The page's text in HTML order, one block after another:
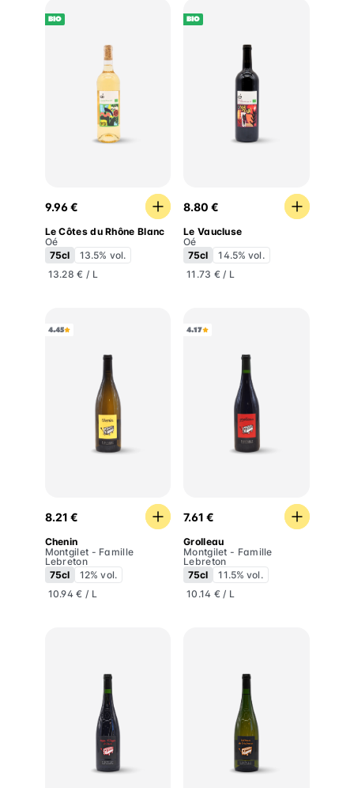
BIO
Le Côtes du Rhône Blanc
9.96 €
Le Côtes du Rhône Blanc
Oé
75cl
13.5% vol.
13.28 € / L
BIO
8.80 €
Le Vaucluse
Oé
75cl
14.5% vol.
11.73 € / L
4.45
8.21 €
Chenin
Montgilet - Famille
Lebreton
75cl
12% vol.
10.94 € / L
4.17
7.61 €
Grolleau
Montgilet - Famille
Lebreton
75cl
11.5% vol.
10.14 € / L